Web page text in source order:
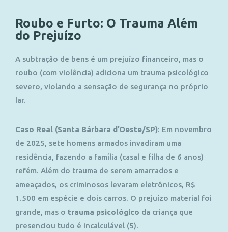
Roubo e Furto: O Trauma Além
do Prejuízo
A subtração de bens é um prejuízo financeiro, mas o
roubo (com violência) adiciona um trauma psicológico
severo, violando a sensação de segurança no próprio
lar.
Caso Real (Santa Bárbara d’Oeste/SP): Em novembro
de 2025, sete homens armados invadiram uma
residência, fazendo a família (casal e filha de 6 anos)
refém. Além do trauma de serem amarrados e
ameaçados, os criminosos levaram eletrônicos, R$
1.500 em espécie e dois carros. O prejuízo material foi
grande, mas o trauma psicológico da criança que
presenciou tudo é incalculável (5).